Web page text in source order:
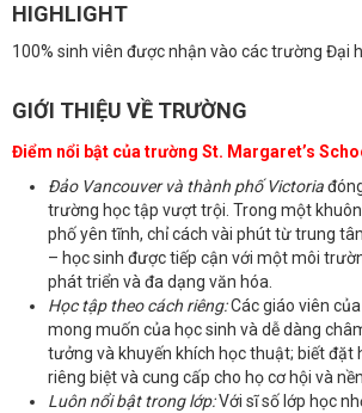
HIGHLIGHT
100% sinh viên được nhận vào các trường Đại
GIỚI THIỆU VỀ TRƯỜNG
Điểm nổi bật của trường St. Margaret’s
Đảo Vancouver và thành phố Victoria
trường học tập vượt trội. Trong một
phố yên tĩnh, chỉ cách vài phút từ trung
– học sinh được tiếp cận với một môi
phát triển và đa dạng văn hóa.
Học tập theo cách riêng:Các giáo viên
mong muốn của học sinh và dễ dàng
tưởng và khuyến khích học thuật; biết đặt
riêng biệt và cung cấp cho họ cơ hội và
Luôn nổi bật trong lớp:Với sĩ số lớp học